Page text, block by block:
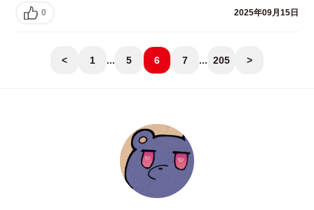
0 2025年09月15日
< 1 ... 5 6 7 ... 205 >